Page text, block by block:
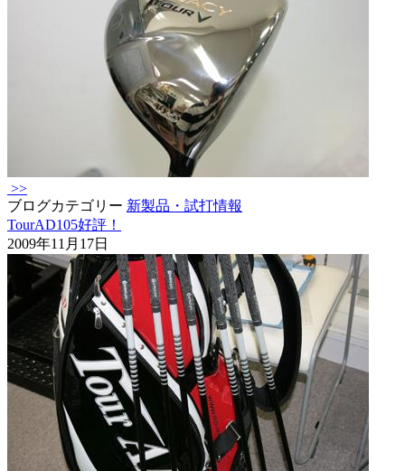
>>
ブログカテゴリー 新製品・試打情報
TourAD105好評！
2009年11月17日